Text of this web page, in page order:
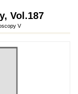
Vol.187
V